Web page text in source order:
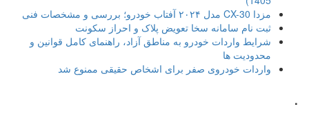
مزدا CX-30 مدل ۲۰۲۴ آفتاب خودرو؛ بررسی و مشخصات فنی
ثبت نام سامانه سخا تعویض پلاک و احراز سکونت
شرایط واردات خودرو به مناطق آزاد، راهنمای کامل قوانین و
محدودیت ها
واردات خودروی صفر برای اشخاص حقیقی ممنوع شد